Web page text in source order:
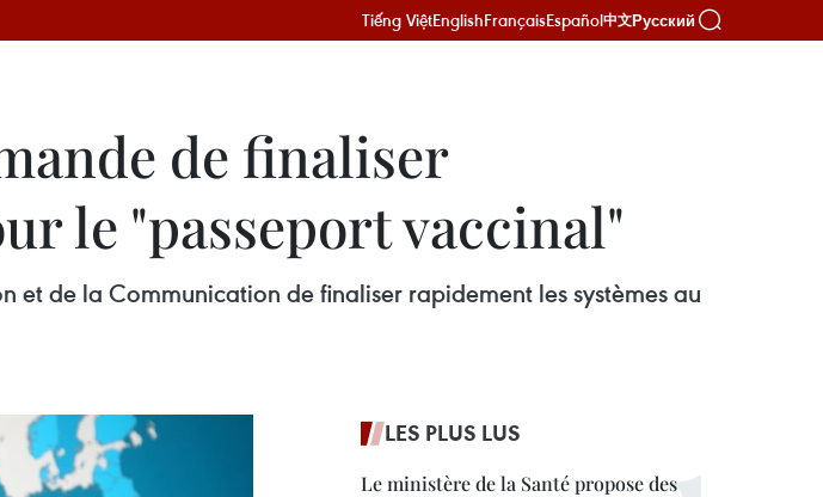
Tiếng ViệtEnglishFrançaisEspañol中文Русский
de finaliser
le "passeport vaccinal"
de la Communication de finaliser rapidement les systèmes au
LES PLUS LUS
Le ministère de la Santé propose des